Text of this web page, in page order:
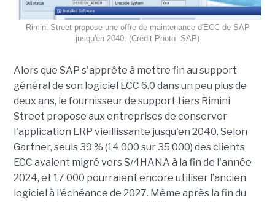
Rimini Street propose une offre de maintenance d'ECC de SAP
jusqu'en 2040. (Crédit Photo: SAP)
Alors que SAP s'apprête à mettre fin au support
général de son logiciel ECC 6.0 dans un peu plus de
deux ans, le fournisseur de support tiers Rimini
Street propose aux entreprises de conserver
l'application ERP vieillissante jusqu'en 2040. Selon
Gartner, seuls 39 % (14 000 sur 35 000) des clients
ECC avaient migré vers S/4HANA à la fin de l'année
2024, et 17 000 pourraient encore utiliser l’ancien
logiciel à l'échéance de 2027. Même après la fin du